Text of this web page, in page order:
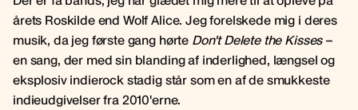
årets Roskilde end Wolf Alice. Jeg forelskede mig i deres
musik, da jeg første gang hørte Don't Delete the Kisses–
en sang, der med sin blanding af inderlighed, længsel og
eksplosiv indierock stadig står som en af de smukkeste
indieudgivelser fra 2010'erne.